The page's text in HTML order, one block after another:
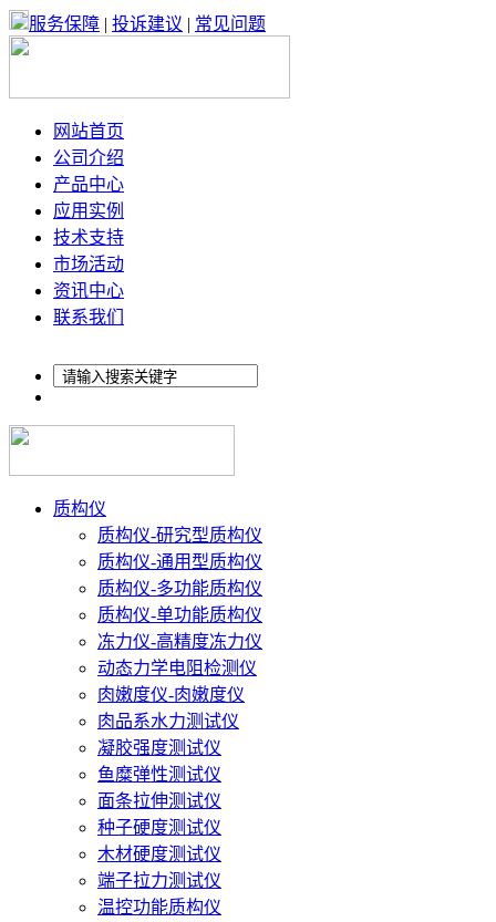
服务保障 | 投诉建议 | 常见问题
网站首页
公司介绍
产品中心
应用实例
技术支持
市场活动
资讯中心
联系我们
质构仪
质构仪-研究型质构仪
质构仪-通用型质构仪
质构仪-多功能质构仪
质构仪-单功能质构仪
冻力仪-高精度冻力仪
动态力学电阻检测仪
肉嫩度仪-肉嫩度仪
肉品系水力测试仪
凝胶强度测试仪
鱼糜弹性测试仪
面条拉伸测试仪
种子硬度测试仪
木材硬度测试仪
端子拉力测试仪
温控功能质构仪